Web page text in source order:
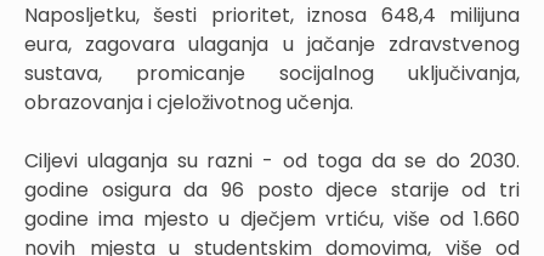
Naposljetku, šesti prioritet, iznosa 648,4 milijuna
eura, zagovara ulaganja u jačanje zdravstvenog
sustava, promicanje socijalnog uključivanja,
obrazovanja i cjeloživotnog učenja.
Ciljevi ulaganja su razni - od toga da se do 2030.
godine osigura da 96 posto djece starije od tri
godine ima mjesto u dječjem vrtiću, više od 1.660
novih mjesta u studentskim domovima, više od